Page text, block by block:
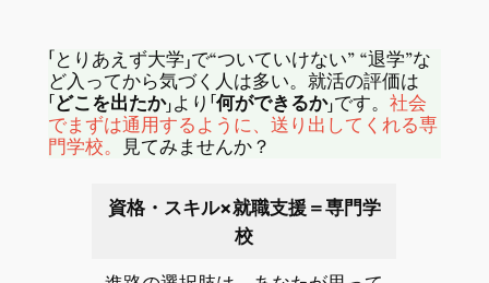
「とりあえず大学」で“ついていけない” “退学”な
ど入ってから気づく人は多い。就活の評価は
「どこを出たか」より 「何ができるか」です。 社会
でまずは通用するように、送り出してくれる専
門学校。 見てみませんか？
資格・スキル×就職支援＝専門学
校